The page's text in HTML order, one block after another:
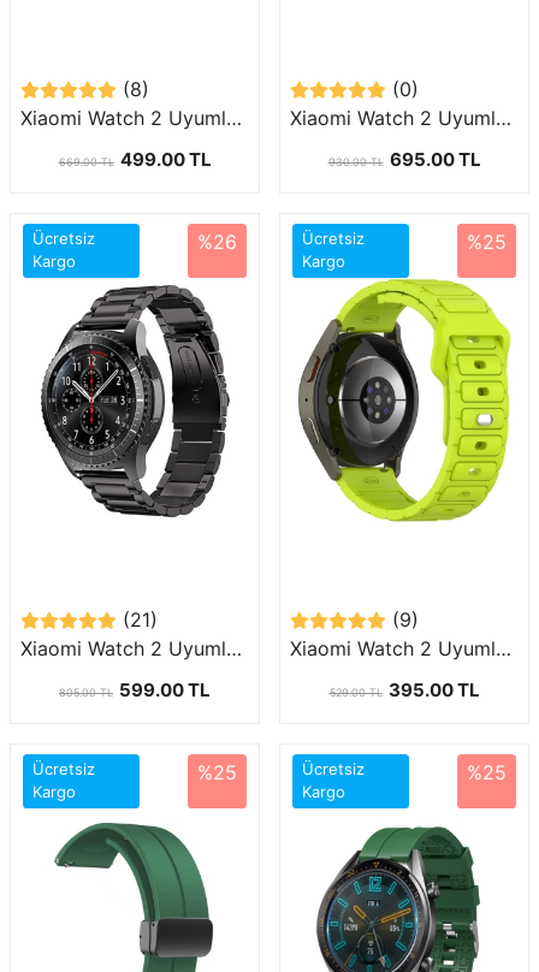
(8)
Xiaomi Watch 2 Uyumlu (22mm) Alpine Loop Hasır Kordon-74
669.00 TL 499.00 TL
(0)
Xiaomi Watch 2 Uyumlu (22mm) Zincir Halkalı Metal Kordon-17
930.00 TL 695.00 TL
Ücretsiz
Kargo
%26
(21)
Xiaomi Watch 2 Uyumlu (22mm) Klasik Metal Kordon-04
805.00 TL 599.00 TL
Ücretsiz
Kargo
%25
(9)
Xiaomi Watch 2 Uyumlu 22mm Silikon Kordon-132
529.00 TL 395.00 TL
Ücretsiz
Kargo
%25
Ücretsiz
Kargo
%25